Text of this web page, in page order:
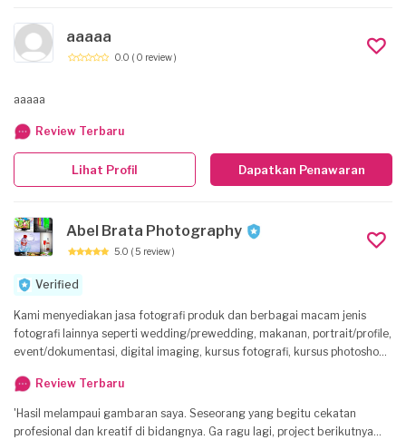
aaaaa
0.0 ( 0 review )
aaaaa
Review Terbaru
Dapatkan Penawaran
Lihat Profil
Abel Brata Photography
5.0 ( 5 review )
Verified
Kami menyediakan jasa fotografi produk dan berbagai macam jenis
fotografi lainnya seperti wedding/prewedding, makanan, portrait/profile,
event/dokumentasi, digital imaging, kursus fotografi, kursus photoshop,
Review Terbaru
'Hasil melampaui gambaran saya. Seseorang yang begitu cekatan
profesional dan kreatif di bidangnya. Ga ragu lagi, project berikutnya